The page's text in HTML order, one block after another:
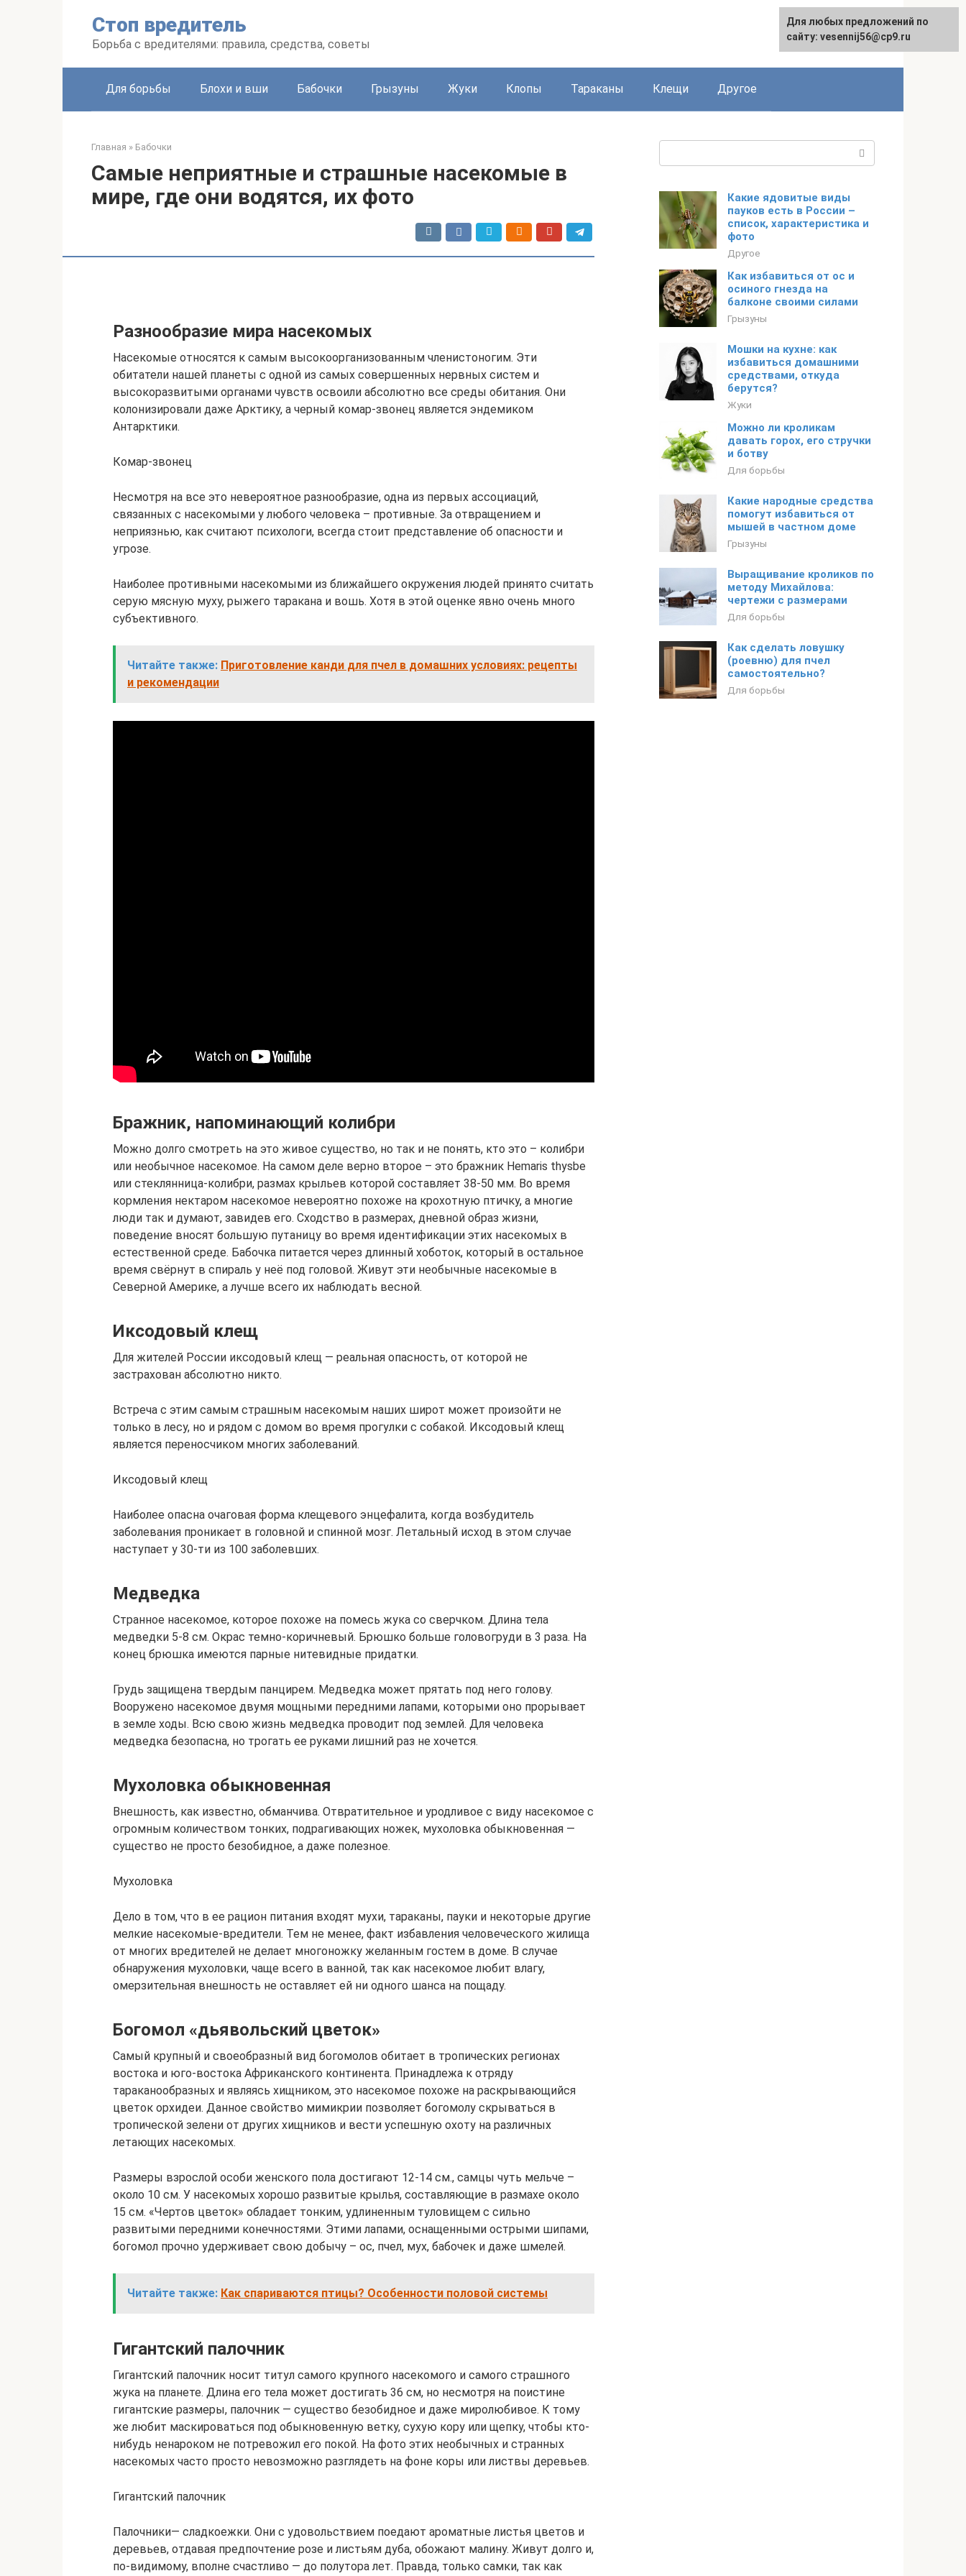
Стоп вредитель
Борьба с вредителями: правила, средства, советы
English
Для борьбы Блохи и вши Бабочки Грызуны Жуки Клопы Тараканы Клещи Другое
Главная » Бабочки
Самые неприятные и страшные насекомые в
мире, где они водятся, их фото
Разнообразие мира насекомых
Насекомые относятся к самым высокоорганизованным членистоногим. Эти
обитатели нашей планеты с одной из самых совершенных нервных систем и
высокоразвитыми органами чувств освоили абсолютно все среды обитания. Они
колонизировали даже Арктику, а черный комар-звонец является эндемиком
Антарктики.
Комар-звонец
Несмотря на все это невероятное разнообразие, одна из первых ассоциаций,
связанных с насекомыми у любого человека – противные. За отвращением и
неприязнью, как считают психологи, всегда стоит представление об опасности и
угрозе.
Наиболее противными насекомыми из ближайшего окружения людей принято считать
серую мясную муху, рыжего таракана и вошь. Хотя в этой оценке явно очень много
субъективного.
Читайте также: Приготовление канди для пчел в домашних условиях: рецепты
и рекомендации
Бражник, напоминающий колибри
Можно долго смотреть на это живое существо, но так и не понять, кто это – колибри
или необычное насекомое. На самом деле верно второе – это бражник Hemaris thysbe
или стеклянница-колибри, размах крыльев которой составляет 38-50 мм. Во время
кормления нектаром насекомое невероятно похоже на крохотную птичку, а многие
люди так и думают, завидев его. Сходство в размерах, дневной образ жизни,
поведение вносят большую путаницу во время идентификации этих насекомых в
естественной среде. Бабочка питается через длинный хоботок, который в остальное
время свёрнут в спираль у неё под головой. Живут эти необычные насекомые в
Северной Америке, а лучше всего их наблюдать весной.
Иксодовый клещ
Для жителей России иксодовый клещ — реальная опасность, от которой не
застрахован абсолютно никто.
Встреча с этим самым страшным насекомым наших широт может произойти не
только в лесу, но и рядом с домом во время прогулки с собакой. Иксодовый клещ
является переносчиком многих заболеваний.
Иксодовый клещ
Наиболее опасна очаговая форма клещевого энцефалита, когда возбудитель
заболевания проникает в головной и спинной мозг. Летальный исход в этом случае
наступает у 30-ти из 100 заболевших.
Медведка
Странное насекомое, которое похоже на помесь жука со сверчком. Длина тела
медведки 5-8 см. Окрас темно-коричневый. Брюшко больше головогруди в 3 раза. На
конец брюшка имеются парные нитевидные придатки.
Грудь защищена твердым панцирем. Медведка может прятать под него голову.
Вооружено насекомое двумя мощными передними лапами, которыми оно прорывает
в земле ходы. Всю свою жизнь медведка проводит под землей. Для человека
медведка безопасна, но трогать ее руками лишний раз не хочется.
Мухоловка обыкновенная
Внешность, как известно, обманчива. Отвратительное и уродливое с виду насекомое с
огромным количеством тонких, подрагивающих ножек, мухоловка обыкновенная —
существо не просто безобидное, а даже полезное.
Мухоловка
Дело в том, что в ее рацион питания входят мухи, тараканы, пауки и некоторые другие
мелкие насекомые-вредители. Тем не менее, факт избавления человеческого жилища
от многих вредителей не делает многоножку желанным гостем в доме. В случае
обнаружения мухоловки, чаще всего в ванной, так как насекомое любит влагу,
омерзительная внешность не оставляет ей ни одного шанса на пощаду.
Богомол «дьявольский цветок»
Самый крупный и своеобразный вид богомолов обитает в тропических регионах
востока и юго-востока Африканского континента. Принадлежа к отряду
тараканообразных и являясь хищником, это насекомое похоже на раскрывающийся
цветок орхидеи. Данное свойство мимикрии позволяет богомолу скрываться в
тропической зелени от других хищников и вести успешную охоту на различных
летающих насекомых.
Размеры взрослой особи женского пола достигают 12-14 см., самцы чуть мельче –
около 10 см. У насекомых хорошо развитые крылья, составляющие в размахе около
15 см. «Чертов цветок» обладает тонким, удлиненным туловищем с сильно
развитыми передними конечностями. Этими лапами, оснащенными острыми шипами,
богомол прочно удерживает свою добычу – ос, пчел, мух, бабочек и даже шмелей.
Читайте также: Как спариваются птицы? Особенности половой системы
Гигантский палочник
Гигантский палочник носит титул самого крупного насекомого и самого страшного
жука на планете. Длина его тела может достигать 36 см, но несмотря на поистине
гигантские размеры, палочник — существо безобидное и даже миролюбивое. К тому
же любит маскироваться под обыкновенную ветку, сухую кору или щепку, чтобы кто-
нибудь ненароком не потревожил его покой. На фото этих необычных и странных
насекомых часто просто невозможно разглядеть на фоне коры или листвы деревьев.
Гигантский палочник
Палочники— сладкоежки. Они с удовольствием поедают ароматные листья цветов и
деревьев, отдавая предпочтение розе и листьям дуба, обожают малину. Живут долго и,
по-видимому, вполне счастливо — до полутора лет. Правда, только самки, так как
Какие ядовитые виды
пауков есть в России –
список, характеристика и
фото
Другое
Как избавиться от ос и
осиного гнезда на
балконе своими силами
Грызуны
Мошки на кухне: как
избавиться домашними
средствами, откуда
берутся?
Жуки
Можно ли кроликам
давать горох, его стручки
и ботву
Для борьбы
Какие народные средства
помогут избавиться от
мышей в частном доме
Грызуны
Выращивание кроликов по
методу Михайлова:
чертежи с размерами
Для борьбы
Как сделать ловушку
(роевню) для пчел
самостоятельно?
Для борьбы
Для любых предложений по
сайту: vesennij56@cp9.ru